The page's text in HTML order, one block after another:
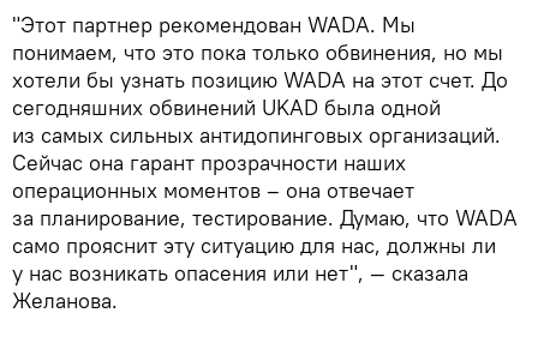
"Этот партнер рекомендован WADA. Мы
понимаем, что это пока только обвинения, но мы
хотели бы узнать позицию WADA на этот счет. До
сегодняшних обвинений UKAD была одной
из самых сильных антидопинговых организаций.
Сейчас она гарант прозрачности наших
операционных моментов – она отвечает
за планирование, тестирование. Думаю, что WADA
само прояснит эту ситуацию для нас, должны ли
у нас возникать опасения или нет", — сказала
Желанова.